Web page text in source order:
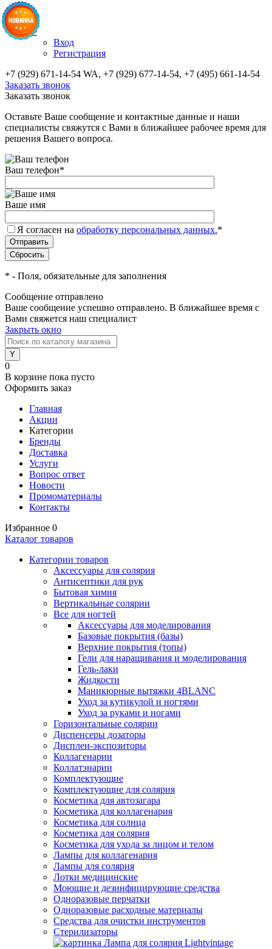
✚
Вход
Регистрация
+7 (929) 671-14-54 WA, +7 (929) 677-14-54, +7 (495) 661-14-54
Заказать звонок
Заказать звонок
Оставьте Ваше сообщение и контактные данные и наши
специалисты свяжутся с Вами в ближайшее рабочее время для
решения Вашего вопроса.
Ваш телефон*
Ваше имя
Я согласен на обработку персональных данных.*
* - Поля, обязательные для заполнения
Сообщение отправлено
Ваше сообщение успешно отправлено. В ближайшее время с
Вами свяжется наш специалист
Закрыть окно
0
В корзине пока пусто
Оформить заказ
Главная
Акции
Категории
Бренды
Доставка
Услуги
Вопрос ответ
Новости
Промоматериалы
Контакты
Избранное 0
Каталог товаров
Категории товаров
Аксессуары для солярия
Антисептики для рук
Бытовая химия
Вертикальные солярии
Все для ногтей
Аксессуары для моделирования
Базовые покрытия (базы)
Верхние покрытия (топы)
Гели для наращивания и моделирования
Гель-лаки
Жидкости
Маникюрные вытяжки 4BLANC
Уход за кутикулой и ногтями
Уход за руками и ногами
Горизонтальные солярии
Диспенсеры дозаторы
Дисплеи-экспозиторы
Коллагенарии
Коллатэнарии
Комплектующие
Комплектующие для солярия
Косметика для автозагара
Косметика для коллагенария
Косметика для солнца
Косметика для солярия
Косметика для ухода за лицом и телом
Лампы для коллагенария
Лампы для солярия
Лотки медицинские
Моющие и дезинфицирующие средства
Одноразовые перчатки
Одноразовые расходные материалы
Средства для очистки инструментов
Стерилизаторы